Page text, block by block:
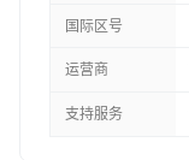
国际区号
运营商
支持服务